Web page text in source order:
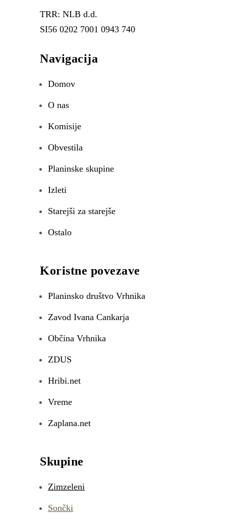
TRR: NLB d.d.
SI56 0202 7001 0943 740
Navigacija
Domov
O nas
Komisije
Obvestila
Planinske skupine
Izleti
Starejši za starejše
Ostalo
Koristne povezave
Planinsko društvo Vrhnika
Zavod Ivana Cankarja
Občina Vrhnika
ZDUS
Hribi.net
Vreme
Zaplana.net
Skupine
Zimzeleni
Sončki